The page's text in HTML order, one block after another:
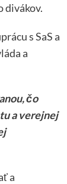
divákov.
s SaS a
a
čo
a verejnej
a